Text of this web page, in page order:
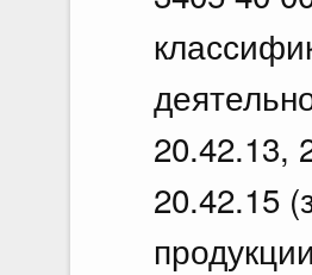
20.42.13,
20.42.15